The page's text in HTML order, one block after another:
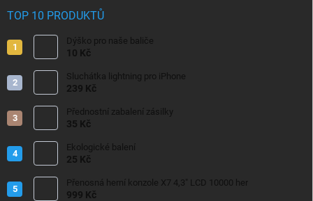
TOP 10 PRODUKTŮ
Dýško pro naše baliče
10 Kč
Sluchátka lightning pro iPhone
239 Kč
Přednostní zabalení zásilky
35 Kč
Ekologické balení
25 Kč
Přenosná herní konzole X7 4,3" LCD 10000 her
999 Kč